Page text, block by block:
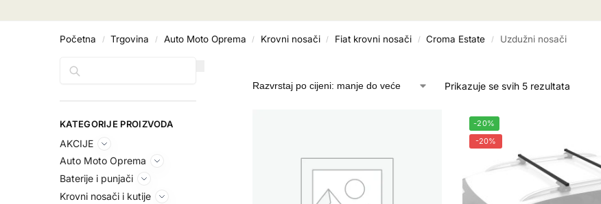
Početna / Trgovina / Auto Moto Oprema / Krovni nosači / Fiat krovni nosači / Croma Estate / Uzdužni nosači
Prikazuje se svih 5 rezultata
-20%
-20%
KATEGORIJE PROIZVODA
AKCIJE
Auto Moto Oprema
Baterije i punjači
Krovni nosači i kutije